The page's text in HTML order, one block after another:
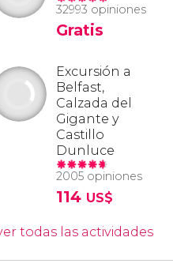
32993 opiniones
Gratis
Excursión a
Belfast,
Calzada del
Gigante y
Castillo
Dunluce
2005 opiniones
114 US$
todas las actividades